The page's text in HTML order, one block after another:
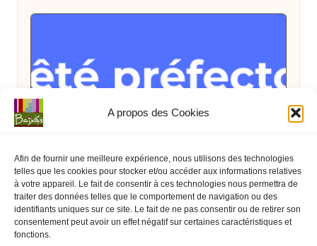
A propos des Cookies
Afin de fournir une meilleure expérience, nous utilisons des technologies
telles que les cookies pour stocker et/ou accéder aux informations relatives
à votre appareil. Le fait de consentir à ces technologies nous permettra de
traiter des données telles que le comportement de navigation ou des
identifiants uniques sur ce site. Le fait de ne pas consentir ou de retirer son
consentement peut avoir un effet négatif sur certaines caractéristiques et
fonctions.
Posted
Arrêté Préfectoral du 08 juillet interdisant
temporairement les feux d’artifices et spectacles
pyrotechniques jusqu’au 16 juillet 2026